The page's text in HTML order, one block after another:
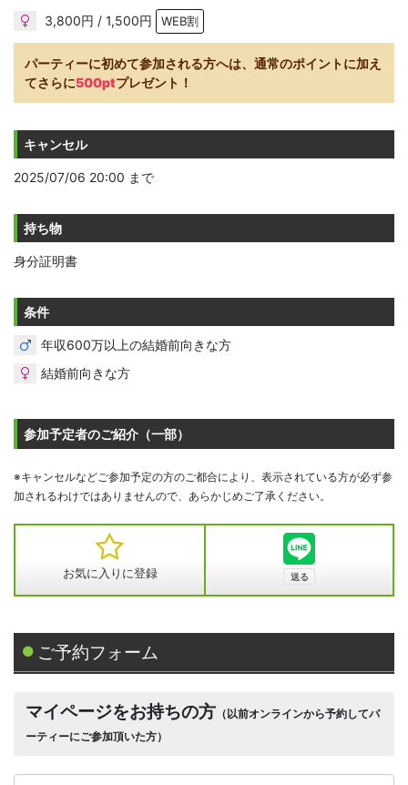
3,800円 / 1,500円 WEB割
パーティーに初めて参加される方へは、通常のポイントに加え
てさらに500ptプレゼント！
キャンセル
2025/07/06 20:00 まで
持ち物
身分証明書
条件
年収600万以上の結婚前向きな方
結婚前向きな方
参加予定者のご紹介（一部）
※キャンセルなどご参加予定の方のご都合により、表示されている方が必ず参
加されるわけではありませんので、あらかじめご了承ください。
お気に入りに登録
ご予約フォーム
マイページをお持ちの方 （以前オンラインから予約してパ
ーティーにご参加頂いた方）